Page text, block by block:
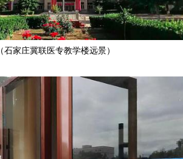
（石家庄冀联医专教学楼远景）